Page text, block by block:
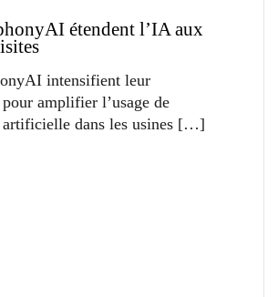
étendent l’IA aux
intensifient leur
amplifier l’usage de
dans les usines